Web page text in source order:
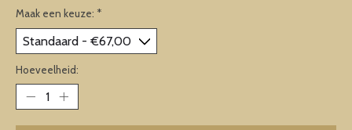
Maak een keuze: *
Hoeveelheid: